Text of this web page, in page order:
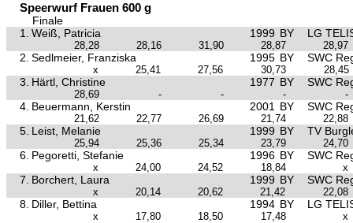
Speerwurf Frauen 600 g
Finale
1.
Weiß, Patricia 1999 BY LG
28,28 28,16 31,90 28,87 28,97
2. Sedlmeier, Franziska 1995 BY SWC
x 25,41 27,56 30,73 28,45
3. Härtl, Christine 1977 BY SWC
28,69 - - - -
4. Beuermann, Kerstin 2001 BY SWC
21,62 22,77 26,69 21,74 22,88
5. Leist, Melanie 1999 BY TV
25,94 25,36 25,34 23,79 24,70
6. Pegoretti, Stefanie 1996 BY SWC
x 24,00 24,52 18,84 x
7. Borchert, Laura 1999 BY SWC
x 20,14 20,62 21,42 22,08
8. Diller, Bettina 1994 BY LG
x 17,80 18,50 17,48 x